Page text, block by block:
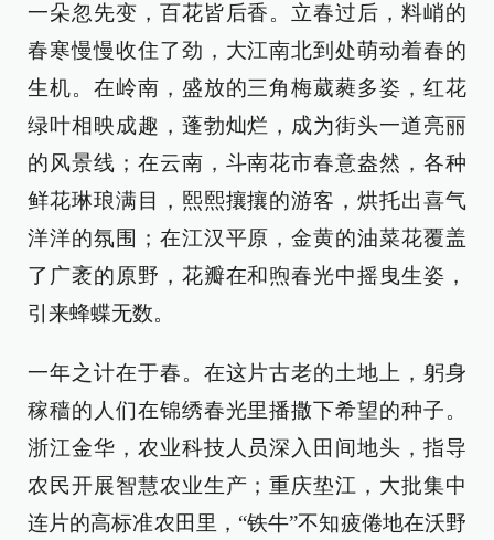
一朵忽先变，百花皆后香。立春过后，料峭的
春寒慢慢收住了劲，大江南北到处萌动着春的
生机。在岭南，盛放的三角梅葳蕤多姿，红花
绿叶相映成趣，蓬勃灿烂，成为街头一道亮丽
的风景线；在云南，斗南花市春意盎然，各种
鲜花琳琅满目，熙熙攘攘的游客，烘托出喜气
洋洋的氛围；在江汉平原，金黄的油菜花覆盖
了广袤的原野，花瓣在和煦春光中摇曳生姿，
引来蜂蝶无数。
一年之计在于春。在这片古老的土地上，躬身
稼穑的人们在锦绣春光里播撒下希望的种子。
浙江金华，农业科技人员深入田间地头，指导
农民开展智慧农业生产；重庆垫江，大批集中
连片的高标准农田里，“铁牛”不知疲倦地在沃野